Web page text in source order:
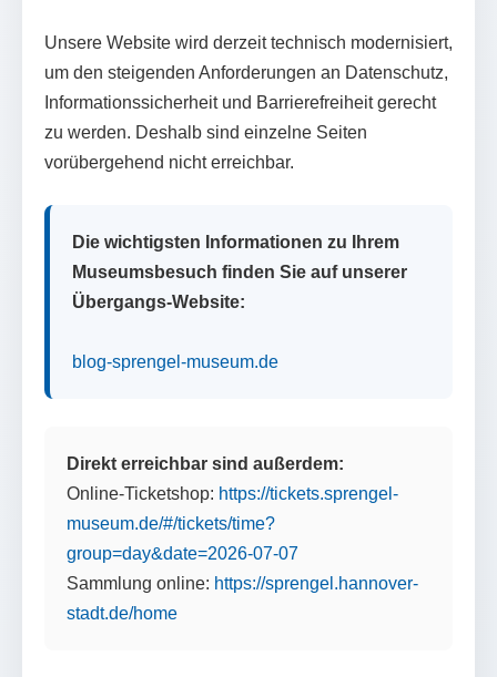
Unsere Website wird derzeit technisch modernisiert,
um den steigenden Anforderungen an Datenschutz,
Informationssicherheit und Barrierefreiheit gerecht
zu werden. Deshalb sind einzelne Seiten
vorübergehend nicht erreichbar.
Die wichtigsten Informationen zu Ihrem
Museumsbesuch finden Sie auf unserer
Übergangs-Website:
blog-sprengel-museum.de
Direkt erreichbar sind außerdem:
Online-Ticketshop: https://tickets.sprengel-
museum.de/#/tickets/time?
group=day&date=2026-07-07
Sammlung online: https://sprengel.hannover-
stadt.de/home